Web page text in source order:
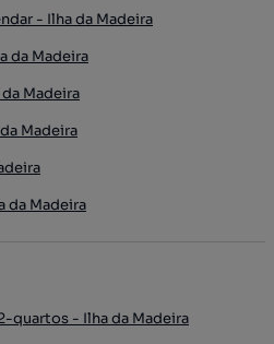
- Ilha da Madeira
da Madeira
Madeira
Madeira
da Madeira
quartos - Ilha da Madeira